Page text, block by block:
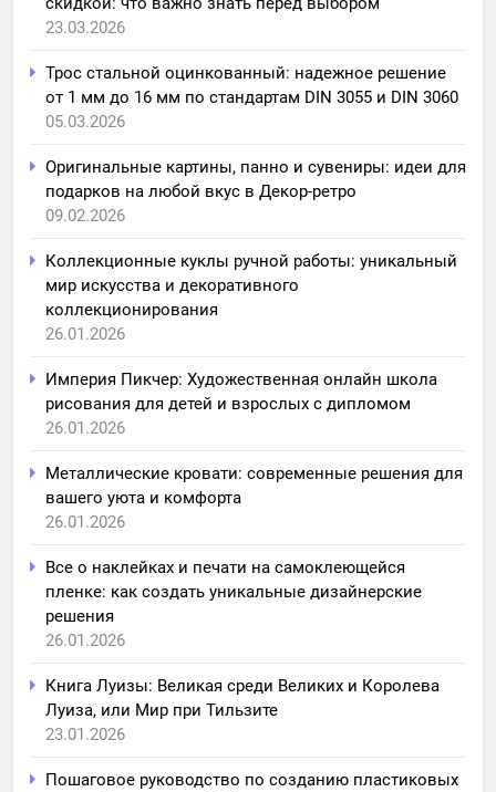
23.03.2026
Трос стальной оцинкованный: надежное решение
от 1 мм до 16 мм по стандартам DIN 3055 и DIN 3060
05.03.2026
Оригинальные картины, панно и сувениры: идеи для
подарков на любой вкус в Декор-ретро
09.02.2026
Коллекционные куклы ручной работы: уникальный
мир искусства и декоративного
коллекционирования
26.01.2026
Империя Пикчер: Художественная онлайн школа
рисования для детей и взрослых с дипломом
26.01.2026
Металлические кровати: современные решения для
вашего уюта и комфорта
26.01.2026
Все о наклейках и печати на самоклеющейся
пленке: как создать уникальные дизайнерские
решения
26.01.2026
Книга Луизы: Великая среди Великих и Королева
Луиза, или Мир при Тильзите
23.01.2026
Пошаговое руководство по созданию пластиковых